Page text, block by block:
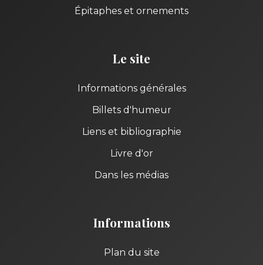
Épitaphes et ornements
Le site
Informations générales
Billets d'humeur
Liens et bibliographie
Livre d'or
Dans les médias
Informations
Plan du site